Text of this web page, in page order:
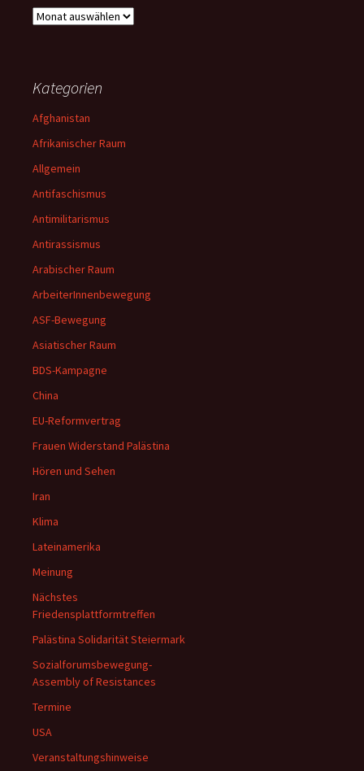
Archiv
Kategorien
Afghanistan
Afrikanischer Raum
Allgemein
Antifaschismus
Antimilitarismus
Antirassismus
Arabischer Raum
ArbeiterInnenbewegung
ASF-Bewegung
Asiatischer Raum
BDS-Kampagne
China
EU-Reformvertrag
Frauen Widerstand Palästina
Hören und Sehen
Iran
Klima
Lateinamerika
Meinung
Nächstes
Friedensplattformtreffen
Palästina Solidarität Steiermark
Sozialforumsbewegung-
Assembly of Resistances
Termine
USA
Veranstaltungshinweise